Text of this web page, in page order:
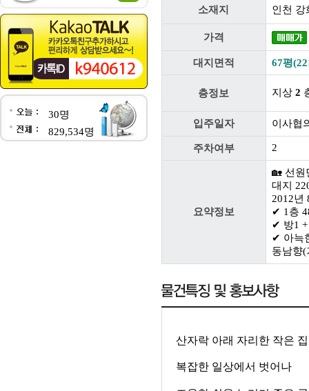
30명
829,534명
소재지 인천 강
가격
대지면적 67평
층정보 지상 2
입주일자 이사협
주차여부 2
요약정보
🏡 선원
대지
2012년
✔ 1층
✔ 방1 +
✔ 아늑
동남향(
산자락 아래 자리한 작은
복잡한 일상에서 벗어나